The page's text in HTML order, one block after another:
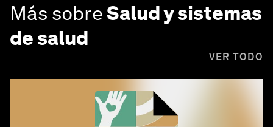
Más sobreSalud y sistemas
de salud
VER TODO